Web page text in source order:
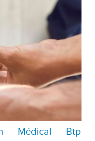
Médical Btp